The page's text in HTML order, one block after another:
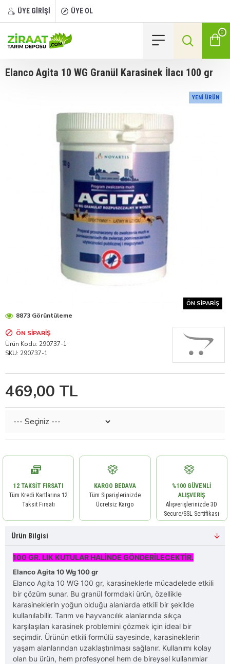
ÜYE GİRİŞİ ÜYE OL
0
Elanco Agita 10 WG Granül Karasinek İlacı 100 gr
YENI ÜRÜN
ÖN SIPARIŞ
469,00 TL
ÖN SIPARIŞ
Ürün Kodu: 290737-1
SKU: 290737-1
8873 Görüntüleme
12 TAKSIT FIRSATI
Tüm Kredi Kartlarına 12
Taksit Fırsatı
KARGO BEDAVA
Tüm Siparişlerinizde
Ücretsiz Kargo
%100 GÜVENLI
ALIŞVERIŞ
Alışverişlerinizde 3D
Secure/SSL Sertifikası
Ürün Bilgisi
100 GR. LIK KUTULAR HALİNDE GÖNDERİLECEKTİR.
Elanco Agita 10 Wg 100 gr
Elanco Agita 10 WG 100 gr, karasineklerle mücadelede etkili
bir çözüm sunar. Bu granül formdaki ürün, özellikle
karasineklerin yoğun olduğu alanlarda etkili bir şekilde
kullanılabilir. Tarım ve hayvancılık alanlarında sıkça
karşılaşılan karasinek problemini çözmek için ideal bir
seçimdir. Ürünün etkili formülü sayesinde, karasineklerin
yaşam alanlarından uzaklaştırılması sağlanır. Kullanımı kolay
olan bu ürün, hem profesyonel hem de bireysel kullanımlar